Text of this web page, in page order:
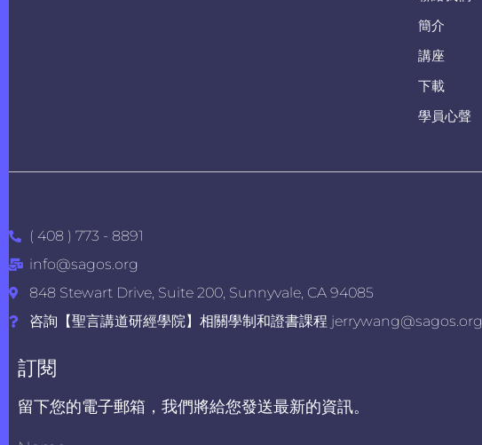
簡介
講座
下載
學員心聲
( 408 ) 773 - 8891
info@sagos.org
848 Stewart Drive, Suite 200, Sunnyvale, CA 94085
咨詢【聖言講道研經學院】相關學制和證書課程 jerrywang@sagos.org
訂閱
留下您的電子郵箱，我們將給您發送最新的資訊。